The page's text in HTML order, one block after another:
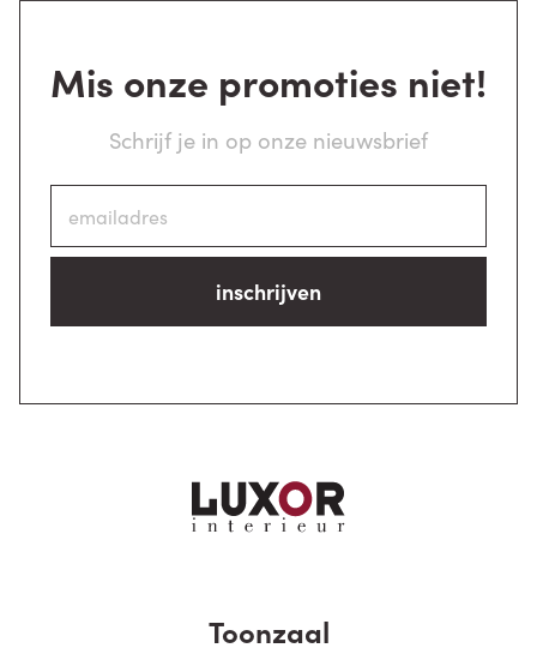
Mis onze promoties niet!
Schrijf je in op onze nieuwsbrief
inschrijven
Toonzaal